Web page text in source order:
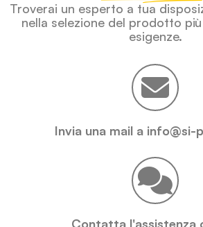
Troverai un esperto a tua
nella selezione del prodotto
esigenze.
Invia una mail a info@si-
Contatta l'assistenza